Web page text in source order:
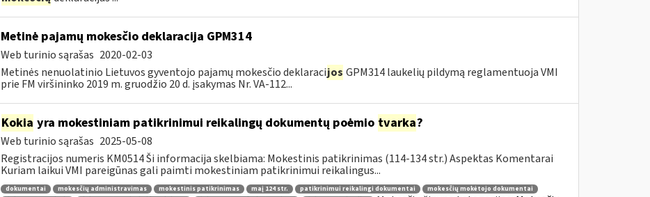
Metinė pajamų mokesčio deklaracija GPM314
Web turinio sąrašas 2020-02-03
Metinės nenuolatinio Lietuvos gyventojo pajamų mokesčio deklaracijos GPM314 laukelių pildymą reglamentuoja VMI
prie FM viršininko 2019 m. gruodžio 20 d. įsakymas Nr. VA-112...
Kokia yra mokestiniam patikrinimui reikalingų dokumentų poėmio tvarka?
Web turinio sąrašas 2025-05-08
Registracijos numeris KM0514 Ši informacija skelbiama: Mokestinis patikrinimas (114-134 str.) Aspektas Komentarai
Kuriam laikui VMI pareigūnas gali paimti mokestiniam patikrinimui reikalingus...
dokumentai mokesčių administravimas mokestinis patikrinimas maį 124 str. patikrinimui reikalingi dokumentai
mokesčių mokėtojo dokumentai